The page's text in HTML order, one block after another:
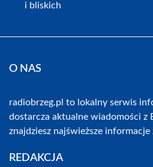
i bliskich
O NAS
radiobrzeg.pl to lokalny serwis
dostarcza aktualne wiadomości z
znajdziesz najświeższe informacje
REDAKCJA